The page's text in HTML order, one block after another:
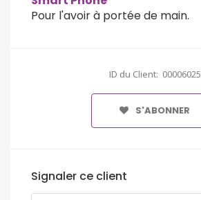
Pour l'avoir à portée de main.
ID du Client: 00006025
S'ABONNER
Signaler ce client